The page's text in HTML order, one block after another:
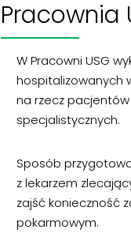
Pracownia
W Pracowni USG
hospitalizowanych
na rzecz
specjalistycznych.
Sposób
z lekarzem
zajść konieczność
pokarmowym.